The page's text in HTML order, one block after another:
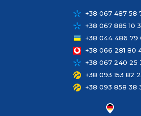
+38 067 487 58
+38 067 885 10
+38 044 486 79
+38 066 281 80
+38 067 240 25
+38 093 153 82
+38 093 858 38